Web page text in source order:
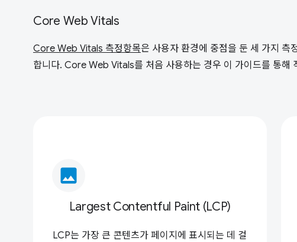
Core Web Vitals
Core Web Vitals 측정항목은 사용자 환경에 중점을 둔 세 가지 측
합니다. Core Web Vitals를 처음 사용하는 경우 이 가이드를 통해
image
Largest Contentful Paint (LCP)
LCP는 가장 큰 콘텐츠가 페이지에 표시되는 데 걸